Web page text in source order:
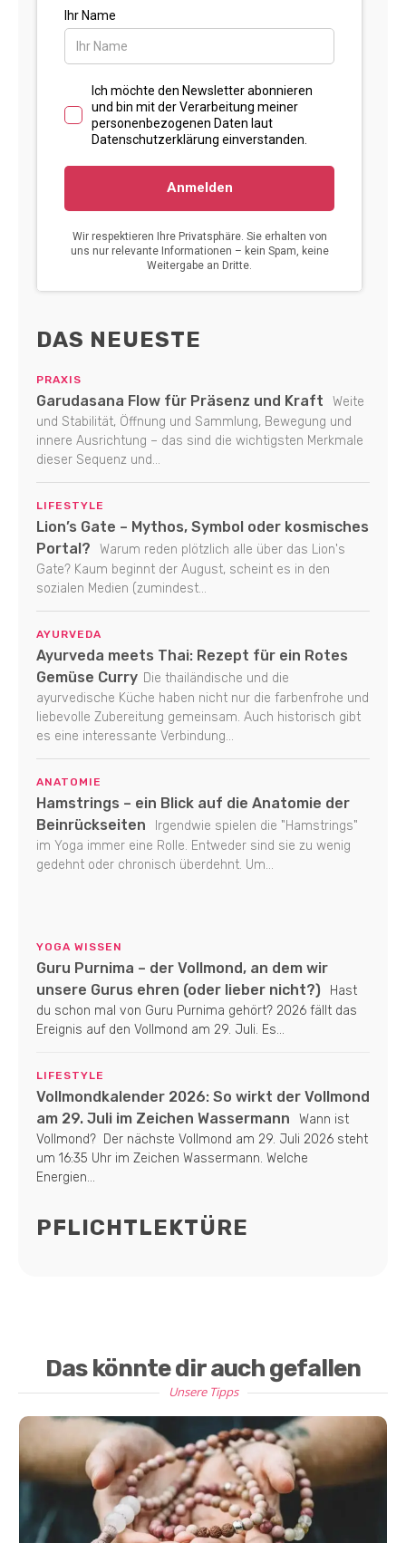
DAS NEUESTE
PRAXIS
Garudasana Flow für Präsenz und Kraft
Weite
und Stabilität, Öffnung und Sammlung, Bewegung und
innere Ausrichtung – das sind die wichtigsten Merkmale
dieser Sequenz und...
LIFESTYLE
Lion’s Gate – Mythos, Symbol oder kosmisches
Portal?
Warum reden plötzlich alle über das Lion's
Gate? Kaum beginnt der August, scheint es in den
sozialen Medien (zumindest...
AYURVEDA
Ayurveda meets Thai: Rezept für ein Rotes
Gemüse Curry Die thailändische und die
ayurvedische Küche haben nicht nur die farbenfrohe und
liebevolle Zubereitung gemeinsam. Auch historisch gibt
es eine interessante Verbindung...
ANATOMIE
Hamstrings – ein Blick auf die Anatomie der
Beinrückseiten
Irgendwie spielen die "Hamstrings"
im Yoga immer eine Rolle. Entweder sind sie zu wenig
gedehnt oder chronisch überdehnt. Um...
YOGA WISSEN
Guru Purnima – der Vollmond, an dem wir
unsere Gurus ehren (oder lieber nicht?)
Hast
du schon mal von Guru Purnima gehört? 2026 fällt das
Ereignis auf den Vollmond am 29. Juli. Es...
LIFESTYLE
Vollmondkalender 2026: So wirkt der Vollmond
am 29. Juli im Zeichen Wassermann
Wann ist
Vollmond? Der nächste Vollmond am 29. Juli 2026 steht
um 16:35 Uhr im Zeichen Wassermann. Welche
Energien...
PFLICHTLEKTÜRE
Das könnte dir auch gefallen
Unsere Tipps